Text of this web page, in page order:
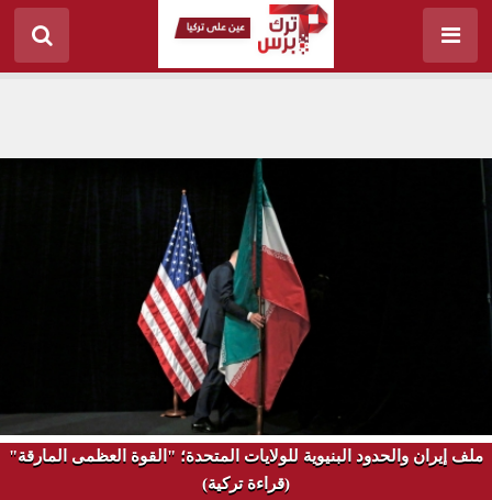
ملف إيران والحدود البنيوية للولايات المتحدة؛ "القوة العظمى المارقة"
(قراءة تركية)